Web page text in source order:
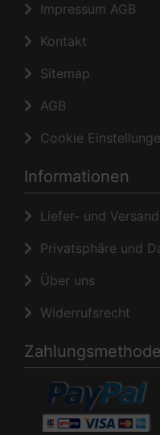
Impressum AGB
Kontakt
Sitemap
AGB
Cookie
Informationen
Liefer- und
Privatsphäre und
Über uns
Widerrufsrecht